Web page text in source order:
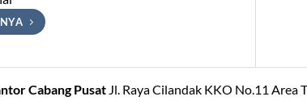
Cabang PusatJl. Raya Cilandak KKO No.11 Area